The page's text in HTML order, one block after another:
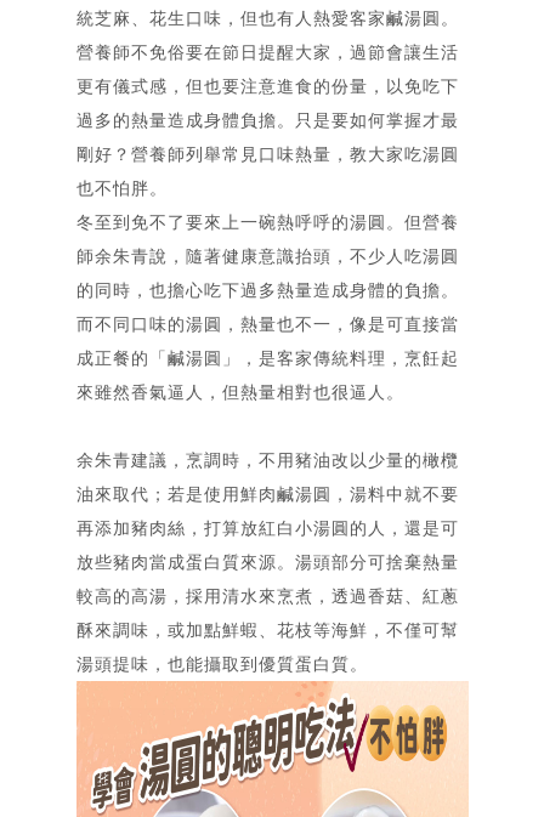
統芝麻、花生口味，但也有人熱愛客家鹹湯圓。
營養師不免俗要在節日提醒大家，過節會讓生活
更有儀式感，但也要注意進食的份量，以免吃下
過多的熱量造成身體負擔。只是要如何掌握才最
剛好？營養師列舉常見口味熱量，教大家吃湯圓
也不怕胖。
冬至到免不了要來上一碗熱呼呼的湯圓。但營養
師余朱青說，隨著健康意識抬頭，不少人吃湯圓
的同時，也擔心吃下過多熱量造成身體的負擔。
而不同口味的湯圓，熱量也不一，像是可直接當
成正餐的「鹹湯圓」，是客家傳統料理，烹飪起
來雖然香氣逼人，但熱量相對也很逼人。
余朱青建議，烹調時，不用豬油改以少量的橄欖
油來取代；若是使用鮮肉鹹湯圓，湯料中就不要
再添加豬肉絲，打算放紅白小湯圓的人，還是可
放些豬肉當成蛋白質來源。湯頭部分可捨棄熱量
較高的高湯，採用清水來烹煮，透過香菇、紅蔥
酥來調味，或加點鮮蝦、花枝等海鮮，不僅可幫
湯頭提味，也能攝取到優質蛋白質。